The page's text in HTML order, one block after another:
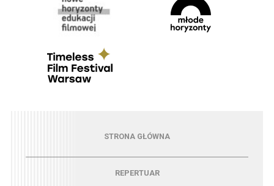
Menu - strona główna
STRONA GŁÓWNA
Menu - repertuarREPERTUAR